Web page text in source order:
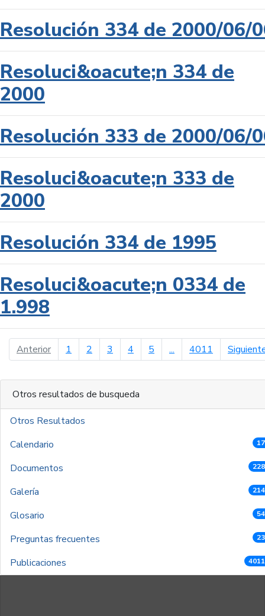
Resolución 334 de 2000/06/
Resoluci&oacute;n 334 de
2000
Resolución 333 de 2000/06/
Resoluci&oacute;n 333 de
2000
Resolución 334 de 1995
Resoluci&oacute;n 0334 de
1.998
Anteriorpágina anterior
1 2 3 4 5 ... 4011
Otros resultados de busqueda
Otros Resultados
Calendario
Documentos
Galería
Glosario
Preguntas frecuentes
Publicaciones